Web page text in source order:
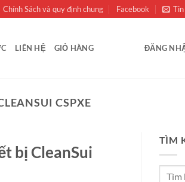
Chính Sách và quy định chung Facebook
LIÊN HỆ GIỎ HÀNG ĐĂNG
CSPXE
bị CleanSui
TÌM